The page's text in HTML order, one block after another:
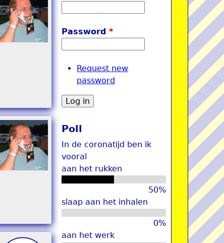
n
m
Password*
Request new
password
Poll
In de coronatijd ben ik
vooral
aan het rukken
50%
slaap aan het inhalen
0%
aan het werk